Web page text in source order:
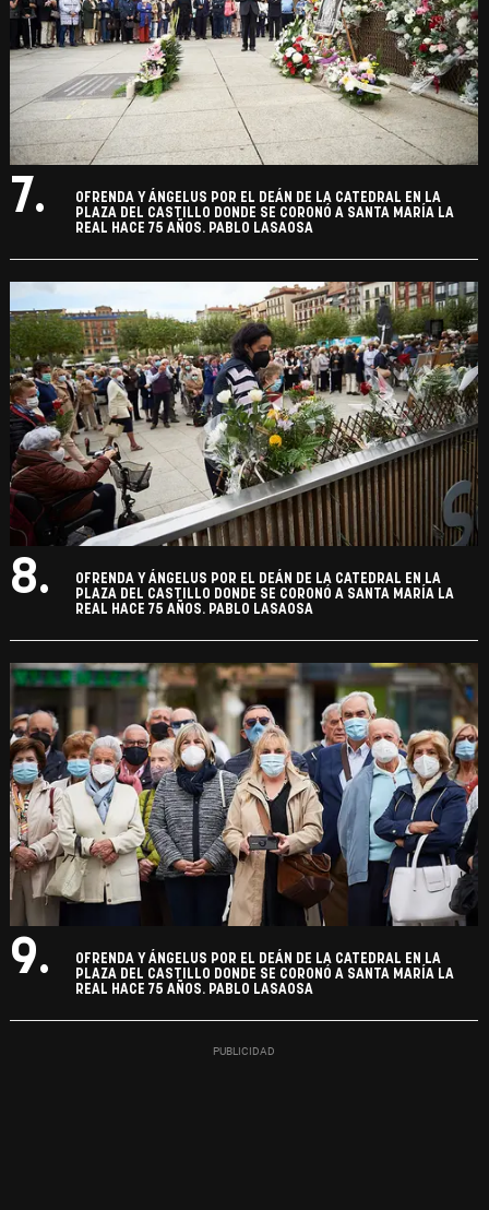
7.
OFRENDA Y ÁNGELUS POR EL DEÁN DE LA CATEDRAL EN LA
PLAZA DEL CASTILLO DONDE SE CORONÓ A SANTA MARÍA LA
REAL HACE 75 AÑOS. PABLO LASAOSA
8.
OFRENDA Y ÁNGELUS POR EL DEÁN DE LA CATEDRAL EN LA
PLAZA DEL CASTILLO DONDE SE CORONÓ A SANTA MARÍA LA
REAL HACE 75 AÑOS. PABLO LASAOSA
9.
OFRENDA Y ÁNGELUS POR EL DEÁN DE LA CATEDRAL EN LA
PLAZA DEL CASTILLO DONDE SE CORONÓ A SANTA MARÍA LA
REAL HACE 75 AÑOS. PABLO LASAOSA